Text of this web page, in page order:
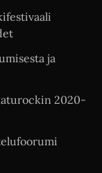
ja
2020-